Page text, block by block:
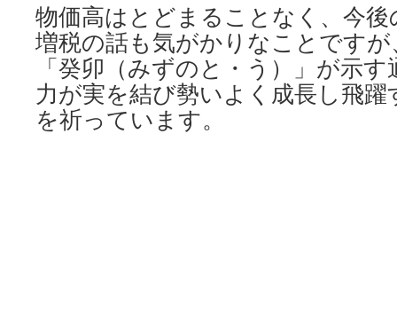
物価高はとどまることなく、今
増税の話も気がかりなことです
「癸卯（みずのと・う）」が示
力が実を結び勢いよく成長し飛
を祈っています。